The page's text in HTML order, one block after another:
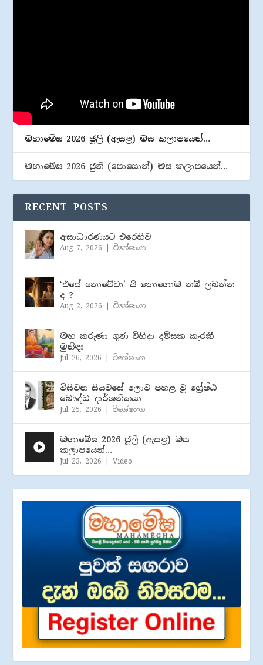
මහාමේඝ 2026 ජූලි (​ඇසළ) මස කලාපයෙන්…
මහාමේඝ 2026 ජුනි (​පොසොන්) මස කලාපයෙන්…
RECENT POSTS
අසාධාරණයට එරෙහිව
Aug 7, 2026 |විශේෂාංග
‘එසේ නොවේවා’ යි කොහොම නම් ලබන්න
ද ?
Aug 2, 2026 |විශේෂාංග
මහ කරුණා ගුණ විහිදා දම්සක කැරකී
මුනිඳා
Jul 26, 2026 |විශේෂාංග
විසිවන සියවසේ ලොව පහළ වූ ශ්‍රේෂ්ඨ
බෞද්ධ දාර්ශනිකයා
Jul 25, 2026 |විශේෂාංග
මහාමේඝ 2026 ජූලි (​ඇසළ) මස
කලාපයෙන්…
Jul 23, 2026 |Video